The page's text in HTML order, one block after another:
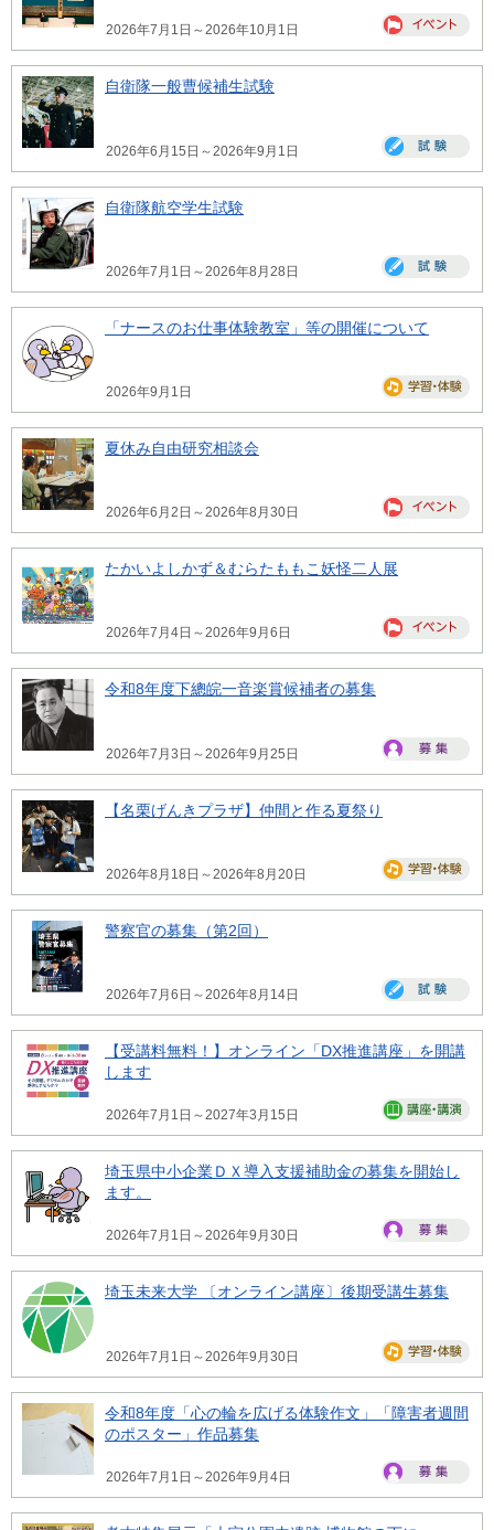
2026年7月1日～2026年10月1日
自衛隊一般曹候補生試験
2026年6月15日～2026年9月1日
自衛隊航空学生試験
2026年7月1日～2026年8月28日
「ナースのお仕事体験教室」等の開催について
2026年9月1日
夏休み自由研究相談会
2026年6月2日～2026年8月30日
たかいよしかず＆むらたももこ妖怪二人展
2026年7月4日～2026年9月6日
令和8年度下總皖一音楽賞候補者の募集
2026年7月3日～2026年9月25日
【名栗げんきプラザ】仲間と作る夏祭り
2026年8月18日～2026年8月20日
警察官の募集（第2回）
2026年7月6日～2026年8月14日
【受講料無料！】オンライン「DX推進講座」を開講
します
2026年7月1日～2027年3月15日
埼玉県中小企業ＤＸ導入支援補助金の募集を開始し
ます。
2026年7月1日～2026年9月30日
埼玉未来大学 〔オンライン講座〕後期受講生募集
2026年7月1日～2026年9月30日
令和8年度「心の輪を広げる体験作文」「障害者週間
のポスター」作品募集
2026年7月1日～2026年9月4日